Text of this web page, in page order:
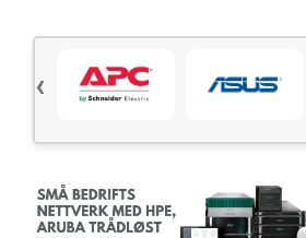
Servere og lagringsutstyr
Datamaskin PC-system
Kontorrekvisita og tilbehør
Verktøy
‹